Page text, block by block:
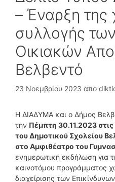
– Έναρξη της
συλλογής
Οικιακών
Βελβεντό
23 Νοεμβρίου 2023 από
Η ΔΙΑΔΥΜΑ και ο Δήμος
την Πέμπτη 30.11.2023
του Δημοτικού Σχολείου
στο Αμφιθέατρο του
ενημερωτική εκδήλωση για
καινοτόμου προγράμματος
διαχείρισης των